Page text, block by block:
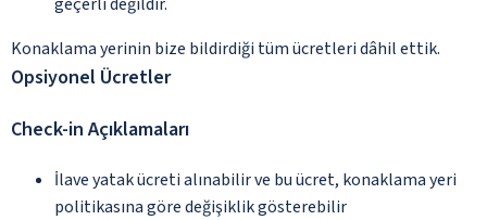
Konaklama yerinin bize bildirdiği tüm ücretleri dâhil ettik.
Opsiyonel Ücretler
Check-in Açıklamaları
İlave yatak ücreti alınabilir ve bu ücret, konaklama yeri
politikasına göre değişiklik gösterebilir